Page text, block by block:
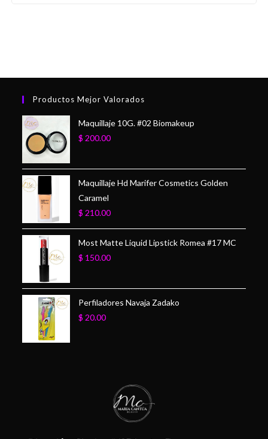
Productos Mejor Valorados
Maquillaje 10G. #02 Biomakeup
$ 200.00
Maquillaje Hd Marifer Cosmetics Golden
Caramel
$ 210.00
Most Matte Liquid Lipstick Romea #17 MC
$ 150.00
Perfiladores Navaja Zadako
$ 20.00